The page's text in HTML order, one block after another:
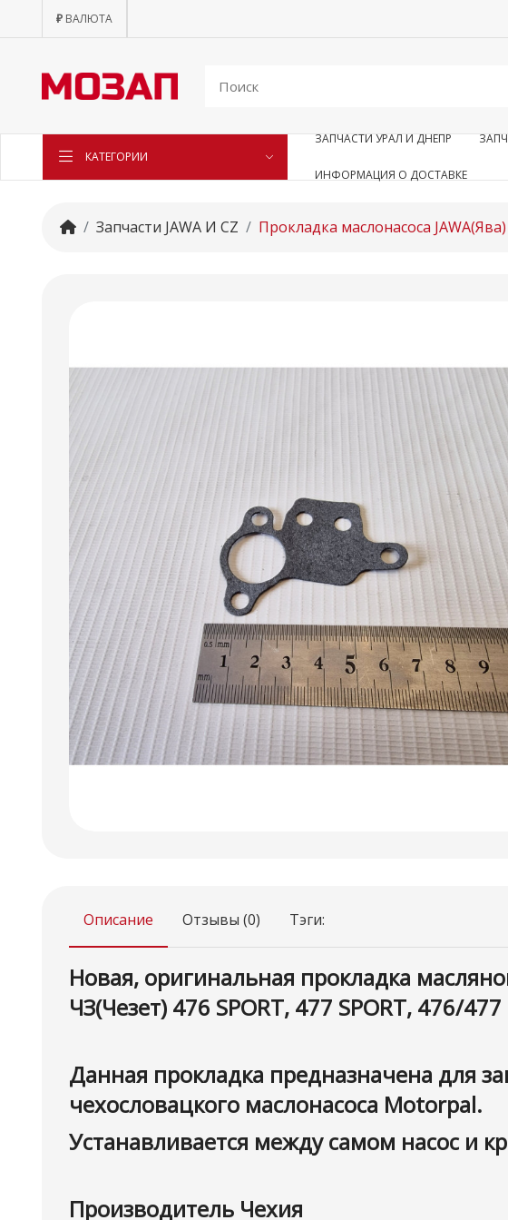
₽ ВАЛЮТА
КАТЕГОРИИ
ЗАПЧАСТИ УРАЛ И ДНЕПР
ИНФОРМАЦИЯ О ДОСТАВКЕ
Запчасти JAWA И CZ Прокладка маслонасоса
Описание Отзывы (0) Тэги:
Новая, оригинальная прокладка
ЧЗ(Чезет) 476 SPORT, 477 SPORT, 476/477
Данная прокладка предназначена для
чехословацкого маслонасоса Motorpal.
Устанавливается между самом насос и
Производитель Чехия